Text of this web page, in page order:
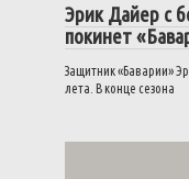
Эрик Дайер с
покинет
Защитник «Баварии»
лета. В конце сезона